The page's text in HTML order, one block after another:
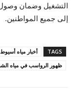
التشغيل وضمان
إلى جميع المواطنين.
TAGS أخبار مياه
ظهور الرواسب في مياه